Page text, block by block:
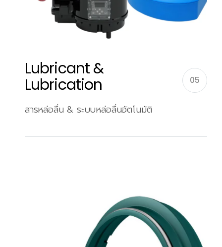
Lubricant &
Lubrication 05
สารหล่อลื่น & ระบบหล่อลื่นอัตโนมัติ